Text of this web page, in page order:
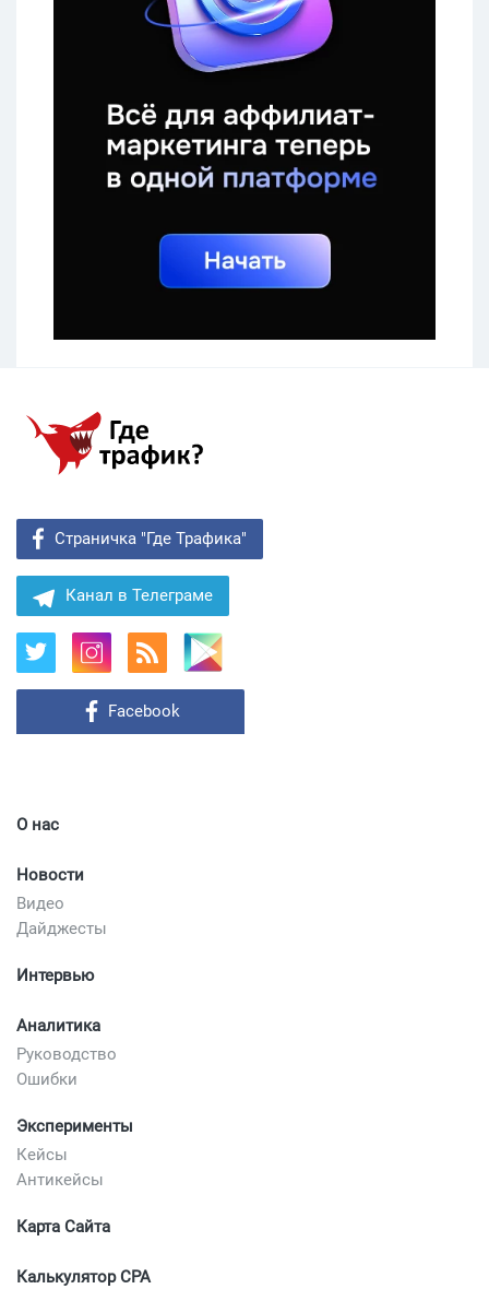
Страничка "Где Трафика"
Канал в Телеграме
О нас
Новости
Видео
Дайджесты
Интервью
Аналитика
Руководство
Ошибки
Эксперименты
Кейсы
Антикейсы
Карта Сайта
Калькулятор CPA
Facebook